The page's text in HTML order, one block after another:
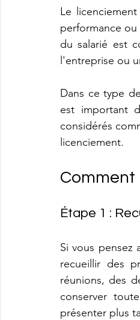
Le
performance
du salarié est
l'entreprise ou
Dans ce type
est important
considérés
licenciement.
Étape 1 :
Si vous pensez
recueillir des
réunions, des
conserver
présenter plus